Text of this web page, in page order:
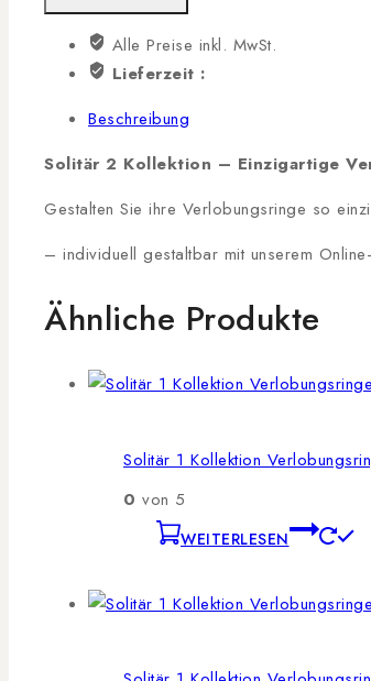
Alle Preise inkl. MwSt.
Lieferzeit :
Beschreibung
Solitär 2 Kollektion – Einzigartige
Gestalten Sie ihre Verlobungsringe so
– individuell gestaltbar mit unserem
Ähnliche Produkte
Solitär 1 Kollektion
0 von 5
WEITERLESEN